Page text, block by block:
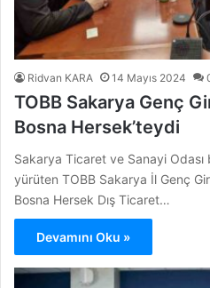
Ridvan KARA 14 Mayıs 2024
TOBB Sakarya Genç
Bosna Hersek’teydi
Sakarya Ticaret ve Sanayi
yürüten TOBB Sakarya İl Genç
Bosna Hersek Dış Ticaret…
Devamını Oku »